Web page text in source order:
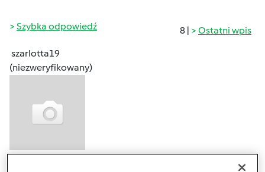
8 | Ostatni wpis
Szybka odpowiedź
szarlotta19
(niezweryfikowany)
#1